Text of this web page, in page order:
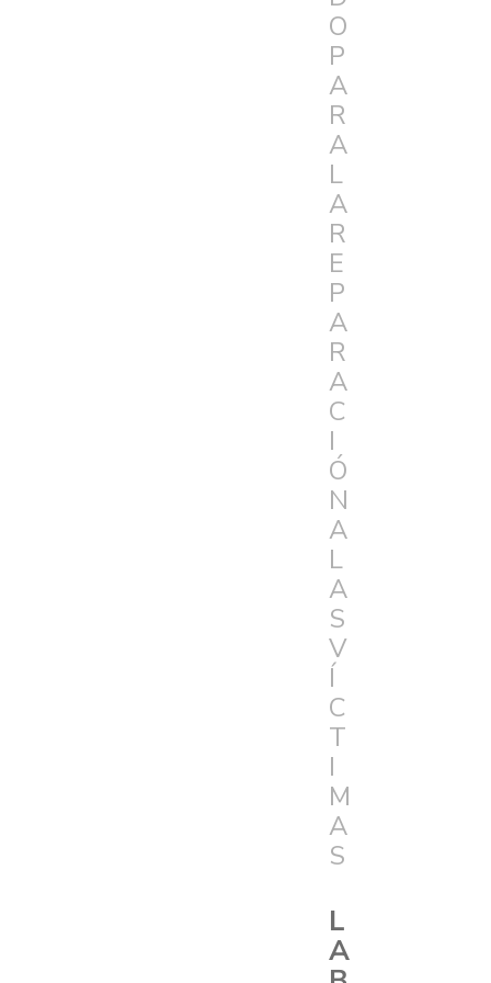
O
P
A
R
A
L
A
R
E
P
A
R
A
C
I
Ó
N
A
L
A
S
V
Í
C
T
I
M
A
S
L
A